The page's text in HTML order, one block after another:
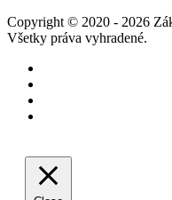
Copyright © 2020 - 2026
Všetky práva vyhradené.